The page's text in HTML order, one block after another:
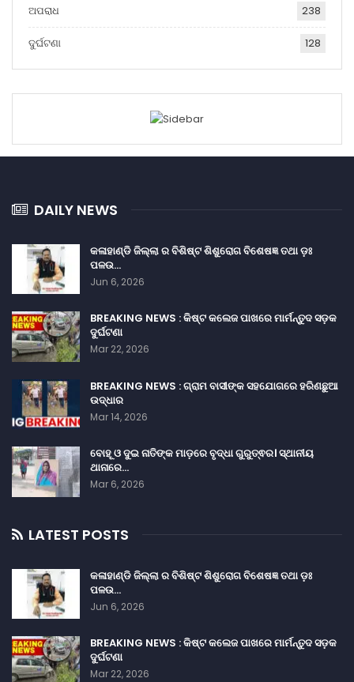
ଅପରାଧ 238
ଦୁର୍ଘଟଣା 128
DAILY NEWS
କଳାହାଣ୍ଡି ଜିଲ୍ଲା ର ବିଶିଷ୍ଟ ଶିଶୁରୋଗ ବିଶେଷଜ୍ଞ ତଥା ଡ଼ଃ
ପଳଉ…
Jun 6, 2026
BREAKING NEWS : କିଷ୍ଟ କଲେଜ ପାଖରେ ମାର୍ମନ୍ତୁଦ ସଡ଼କ
ଦୁର୍ଘଟଣା
Mar 22, 2026
BREAKING NEWS : ଗ୍ରାମ ବାସୀଙ୍କ ସହଯୋଗରେ ହରିଣଛୁଆ
ଉଦ୍ଧାର
Mar 14, 2026
ବୋହୂ ଓ ଦୁଇ ନାତିଙ୍କ ମାଡ଼ରେ ବୃଦ୍ଧା ଗୁରୁତ୍ଵର। ସ୍ଥାନୀୟ
ଥାନାରେ…
Mar 6, 2026
LATEST POSTS
କଳାହାଣ୍ଡି ଜିଲ୍ଲା ର ବିଶିଷ୍ଟ ଶିଶୁରୋଗ ବିଶେଷଜ୍ଞ ତଥା ଡ଼ଃ
ପଳଉ…
Jun 6, 2026
BREAKING NEWS : କିଷ୍ଟ କଲେଜ ପାଖରେ ମାର୍ମନ୍ତୁଦ ସଡ଼କ
ଦୁର୍ଘଟଣା
Mar 22, 2026